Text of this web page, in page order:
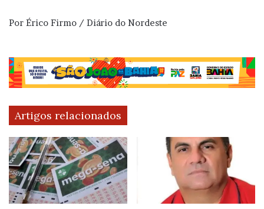
Por Érico Firmo / Diário do Nordeste
Artigos relacionados